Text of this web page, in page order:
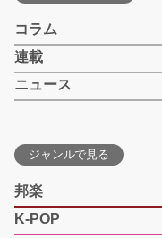
コラム
連載
ニュース
ジャンルで見る
邦楽
K-POP